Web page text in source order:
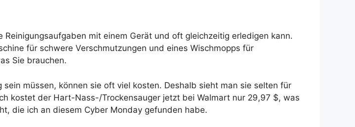
mit einem Gerät und oft gleichzeitig erledigen kann.
für schwere Verschmutzungen und eines Wischmopps für
Sie brauchen.
müssen, können sie oft viel kosten. Deshalb sieht man sie selten für
kostet der Hart-Nass-/Trockensauger jetzt bei Walmart nur 29,97 $, was
die ich an diesem Cyber ​​Monday gefunden habe.